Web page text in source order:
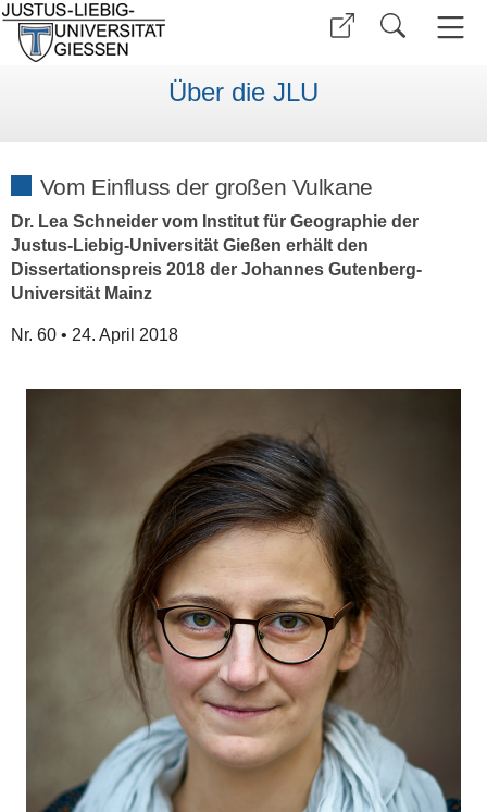
Über die JLU
Vom Einfluss der großen Vulkane
Dr. Lea Schneider vom Institut für Geographie der
Justus-Liebig-Universität Gießen erhält den
Dissertationspreis 2018 der Johannes Gutenberg-
Universität Mainz
Nr. 60 • 24. April 2018